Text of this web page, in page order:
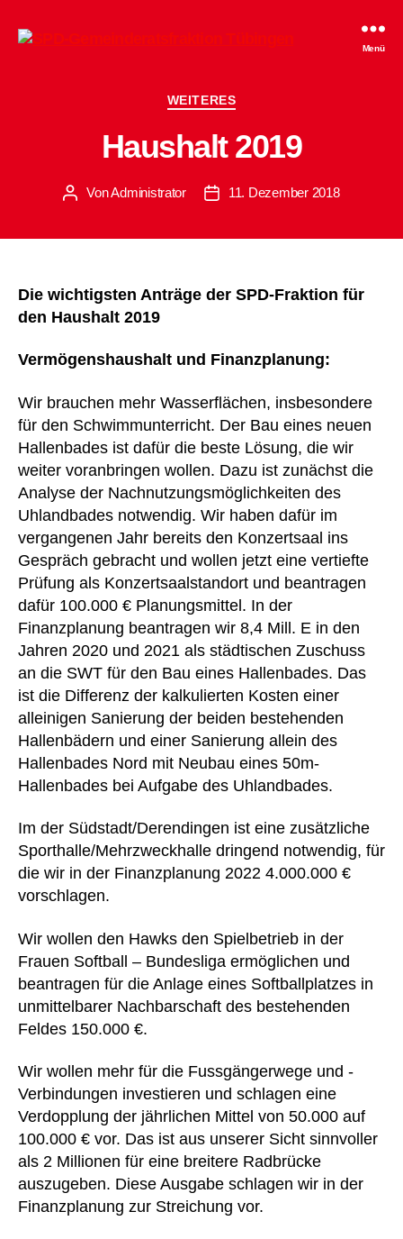
SPD-
Menü
Kategorien
WEITERES
Haushalt 2019
Beitragsautor
VonAdministrator Beitragsdatum
11. Dezember 2018
Die wichtigsten Anträge der SPD-Fraktion für
den Haushalt 2019
Vermögenshaushalt und Finanzplanung:
Wir brauchen mehr Wasserflächen, insbesondere
für den Schwimmunterricht. Der Bau eines neuen
Hallenbades ist dafür die beste Lösung, die wir
weiter voranbringen wollen. Dazu ist zunächst die
Analyse der Nachnutzungsmöglichkeiten des
Uhlandbades notwendig. Wir haben dafür im
vergangenen Jahr bereits den Konzertsaal ins
Gespräch gebracht und wollen jetzt eine vertiefte
Prüfung als Konzertsaalstandort und beantragen
dafür 100.000 € Planungsmittel. In der
Finanzplanung beantragen wir 8,4 Mill. E in den
Jahren 2020 und 2021 als städtischen Zuschuss
an die SWT für den Bau eines Hallenbades. Das
ist die Differenz der kalkulierten Kosten einer
alleinigen Sanierung der beiden bestehenden
Hallenbädern und einer Sanierung allein des
Hallenbades Nord mit Neubau eines 50m-
Hallenbades bei Aufgabe des Uhlandbades.
Im der Südstadt/Derendingen ist eine zusätzliche
Sporthalle/Mehrzweckhalle dringend notwendig, für
die wir in der Finanzplanung 2022 4.000.000 €
vorschlagen.
Wir wollen den Hawks den Spielbetrieb in der
Frauen Softball – Bundesliga ermöglichen und
beantragen für die Anlage eines Softballplatzes in
unmittelbarer Nachbarschaft des bestehenden
Feldes 150.000 €.
Wir wollen mehr für die Fussgängerwege und -
Verbindungen investieren und schlagen eine
Verdopplung der jährlichen Mittel von 50.000 auf
100.000 € vor. Das ist aus unserer Sicht sinnvoller
als 2 Millionen für eine breitere Radbrücke
auszugeben. Diese Ausgabe schlagen wir in der
Finanzplanung zur Streichung vor.